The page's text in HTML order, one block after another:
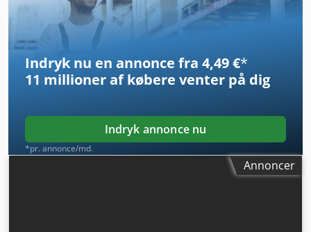
Skovlbredde: 1730 mm Udstyr: Mekanisk hurtigskift Ekstra
funktion: Ingen CE-mærkning eller registrering Ingen
dokumentation Chsdpfx Aljzrv Ulenja
Indryk nu en annonce fra 4,49 €*
11 millioner af købere venter på dig
Indryk annonce nu
*pr. annonce/md.
Annoncer